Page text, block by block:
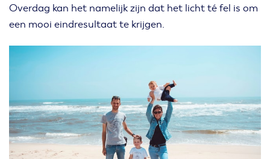
Overdag kan het namelijk zijn dat het licht té fel is om
een mooi eindresultaat te krijgen.